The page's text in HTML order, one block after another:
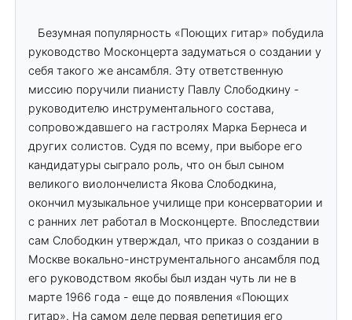
Безумная популярность «Поющих гитар» побудила
руководство Москонцерта задуматься о создании у
себя такого же ансамбля. Эту ответственную
миссию поручили пианисту Павлу Слободкину -
руководителю инструментального состава,
сопровождавшего на гастролях Марка Бернеса и
других солистов. Судя по всему, при выборе его
кандидатуры сыграло роль, что он был сыном
великого виолончелиста Якова Слободкина,
окончил музыкальное училище при консерватории и
с ранних лет работал в Москонцерте. Впоследствии
сам Слободкин утверждал, что приказ о создании в
Москве вокально-инструментального ансамбля под
его руководством якобы был издан чуть ли не в
марте 1966 года - еще до появления «Поющих
гитар». На самом деле первая репетиция его